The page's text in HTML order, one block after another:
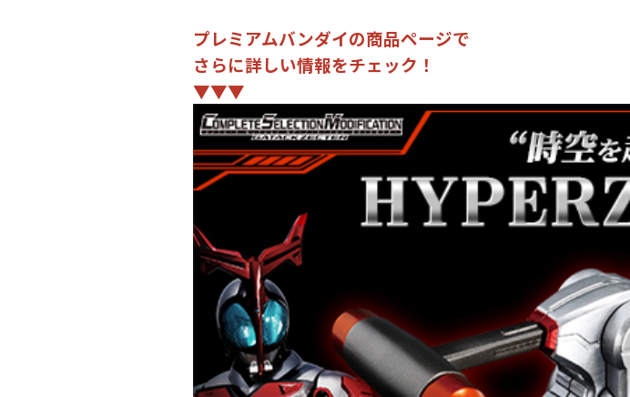
プレミアムバンダイの商品ページで
さらに詳しい情報をチェック！
▼▼▼